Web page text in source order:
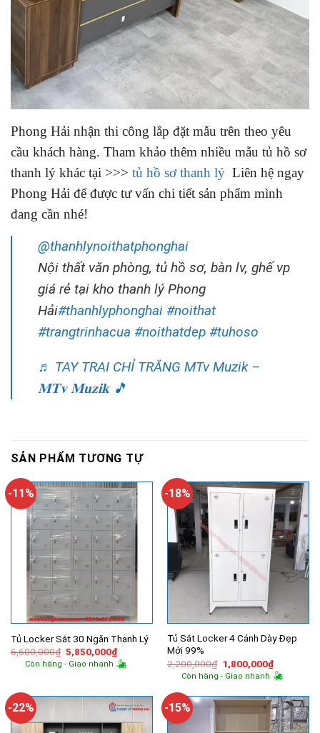
Phong Hải nhận thi công lắp đặt mẫu trên theo yêu
cầu khách hàng. Tham khảo thêm nhiều mẫu tủ hồ sơ
thanh lý khác tại >>> tủ hồ sơ thanh lý Liên hệ ngay
Phong Hải để được tư vấn chi tiết sản phẩm mình
đang cần nhé!
@thanhlynoithatphonghai
Nội thất văn phòng, tủ hồ sơ, bàn lv, ghế vp
giá rẻ tại kho thanh lý Phong
Hải#thanhlyphonghai #noithat
#trangtrinhacua #noithatdep #tuhoso
♬ TAY TRAI CHỈ TRĂNG MTv Muzik –
𝐌𝐓𝐯 𝐌𝐮𝐳𝐢𝐤 🎵
SẢN PHẨM TƯƠNG TỰ
-11%
Tủ Locker Sắt 30 Ngăn Thanh Lý
6,600,000₫ Giá
gốc
là:
5,850,000₫Giá
hiện
tại
Còn hàng - Giao nhanh
-18%
Tủ Sắt Locker 4 Cánh Dày Đẹp
Mới 99%
2,200,000₫ Giá
gốc
là:
1,800,000₫Giá
hiện
tại
Còn hàng - Giao nhanh
-22% -15%